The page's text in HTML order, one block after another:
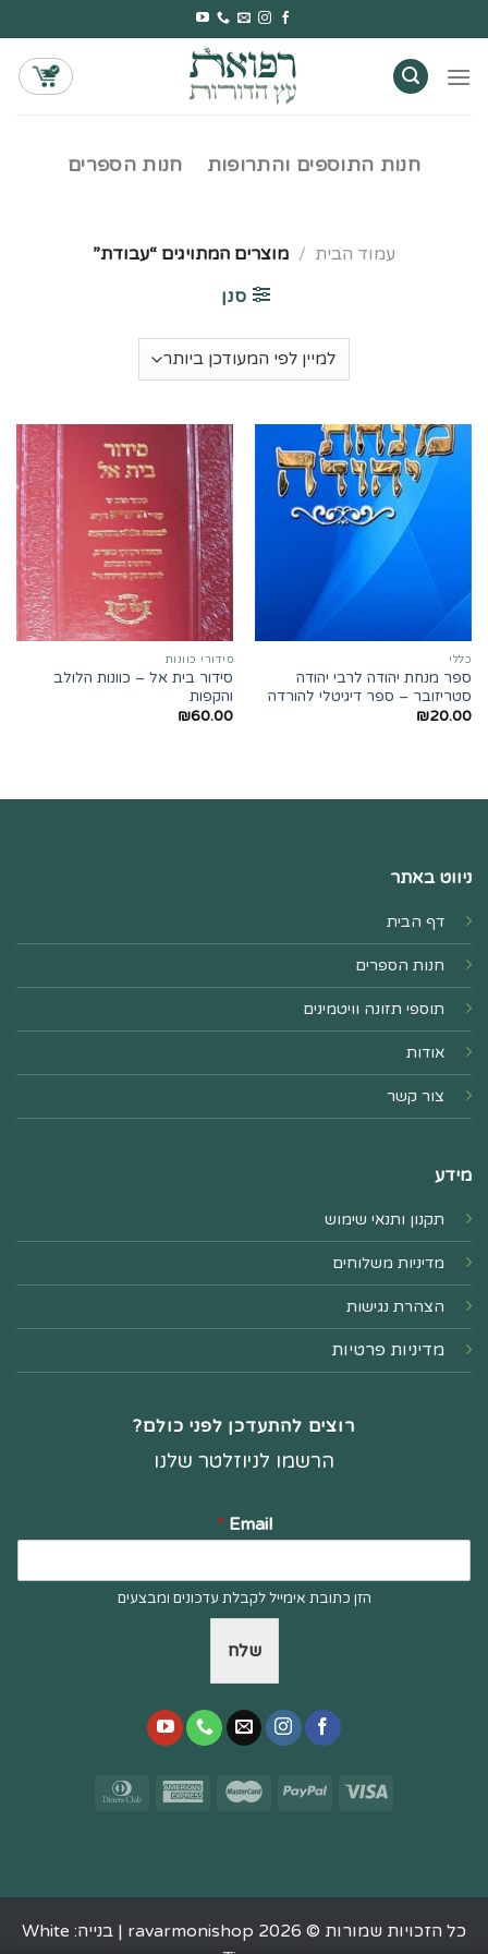
to
content
חנות התוספים והתרופות חנות הספרים
עמוד הבית / מוצרים המתויגים “עבודת”
סנן
כללי
ספר מנחת יהודה לרבי יהודה
סטריזובר – ספר דיגיטלי להורדה
₪20.00
סידורי כוונות
סידור בית אל – כוונות הלולב
והקפות
₪60.00
ניווט באתר
דף הבית
חנות הספרים
תוספי תזונה וויטמינים
אודות
צור קשר
מידע
תקנון ותנאי שימוש
מדיניות משלוחים
הצהרת נגישות
מדיניות פרטיות
רוצים להתעדכן לפני כולם?
הרשמו לניוזלטר שלנו
Email
*
הזן כתובת אימייל לקבלת עדכונים ומבצעים
שלח
כל הזכויות שמורות © 2026 ravarmonishop |
בנייה: White